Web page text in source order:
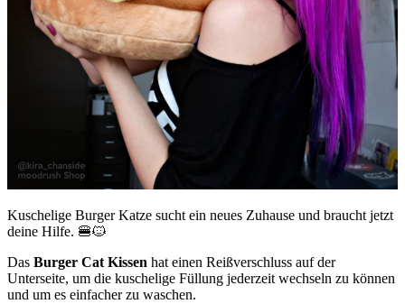
Kuschelige Burger Katze sucht ein neues Zuhause und braucht jetzt
deine Hilfe. 🍔🐱
Das Burger Cat Kissen hat einen Reißverschluss auf der
Unterseite, um die kuschelige Füllung jederzeit wechseln zu können
und um es einfacher zu waschen.